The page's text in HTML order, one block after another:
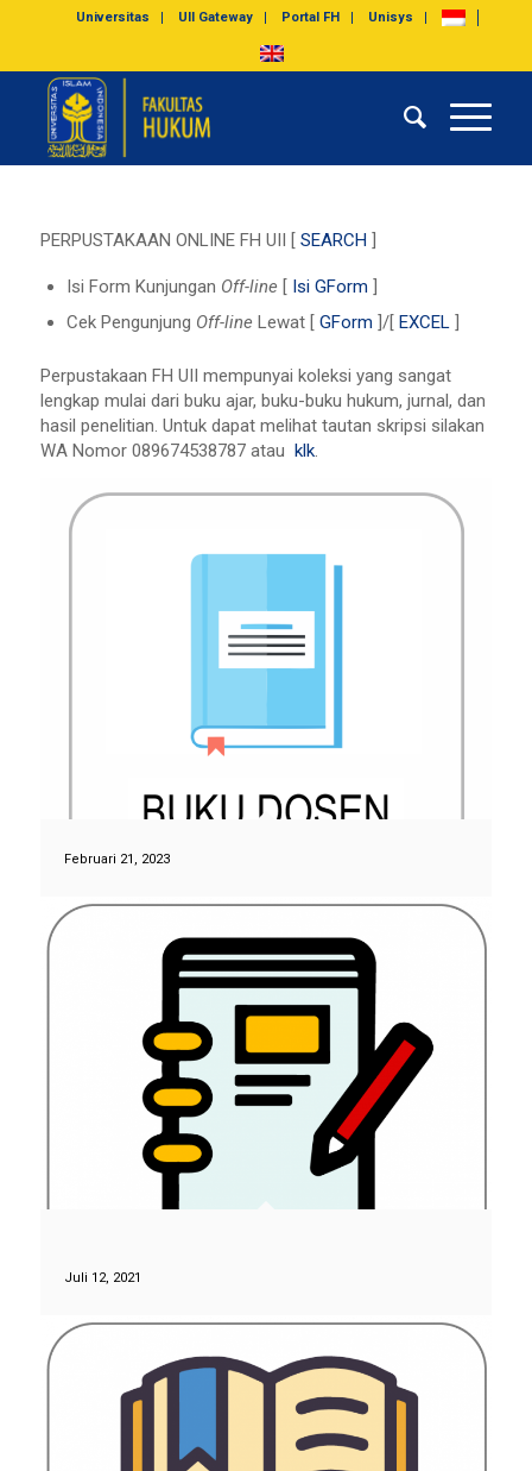
Universitas UII Gateway Portal FH Unisys
PERPUSTAKAAN ONLINE FH UII [ SEARCH ]
Isi Form Kunjungan Off-line [ Isi GForm ]
Cek Pengunjung Off-line Lewat [ GForm ]/[ EXCEL ]
Perpustakaan FH UII mempunyai koleksi yang sangat
lengkap mulai dari buku ajar, buku-buku hukum, jurnal, dan
hasil penelitian. Untuk dapat melihat tautan skripsi silakan
WA Nomor 089674538787 atau klk.
Februari 21, 2023
Juli 12, 2021